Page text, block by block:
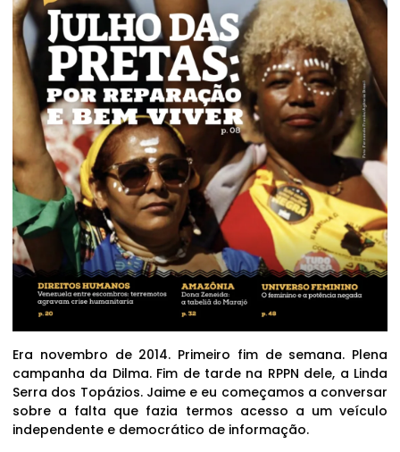
Era novembro de 2014. Primeiro fim de semana. Plena
campanha da Dilma. Fim de tarde na RPPN dele, a Linda
Serra dos Topázios. Jaime e eu começamos a conversar
sobre a falta que fazia termos acesso a um veículo
independente e democrático de informação.